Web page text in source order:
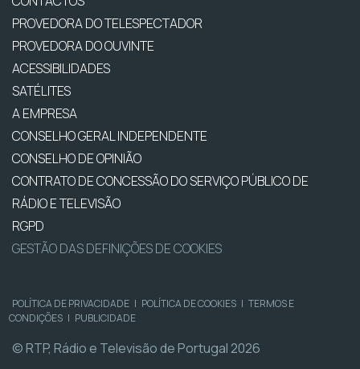
PROVEDORA DO TELESPECTADOR
PROVEDORA DO OUVINTE
ACESSIBILIDADES
SATÉLITES
A EMPRESA
CONSELHO GERAL INDEPENDENTE
CONSELHO DE OPINIÃO
CONTRATO DE CONCESSÃO DO SERVIÇO PÚBLICO DE
RÁDIO E TELEVISÃO
RGPD
GESTÃO DAS DEFINIÇÕES DE COOKIES
POLÍTICA DE PRIVACIDADE | POLÍTICA DE COOKIES | TERMOS E
CONDIÇÕES | PUBLICIDADE
© RTP, Rádio e Televisão de Portugal 2026